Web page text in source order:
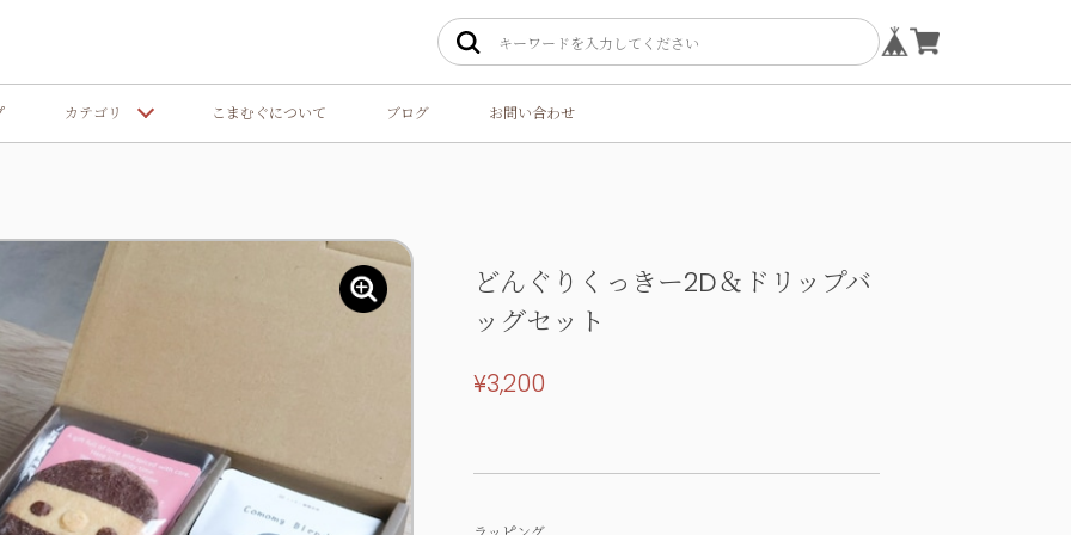
カテゴリ こまむぐについて ブログ お問い合わせ
どんぐりくっきー2D＆ドリップバ
ッグセット
¥3,200